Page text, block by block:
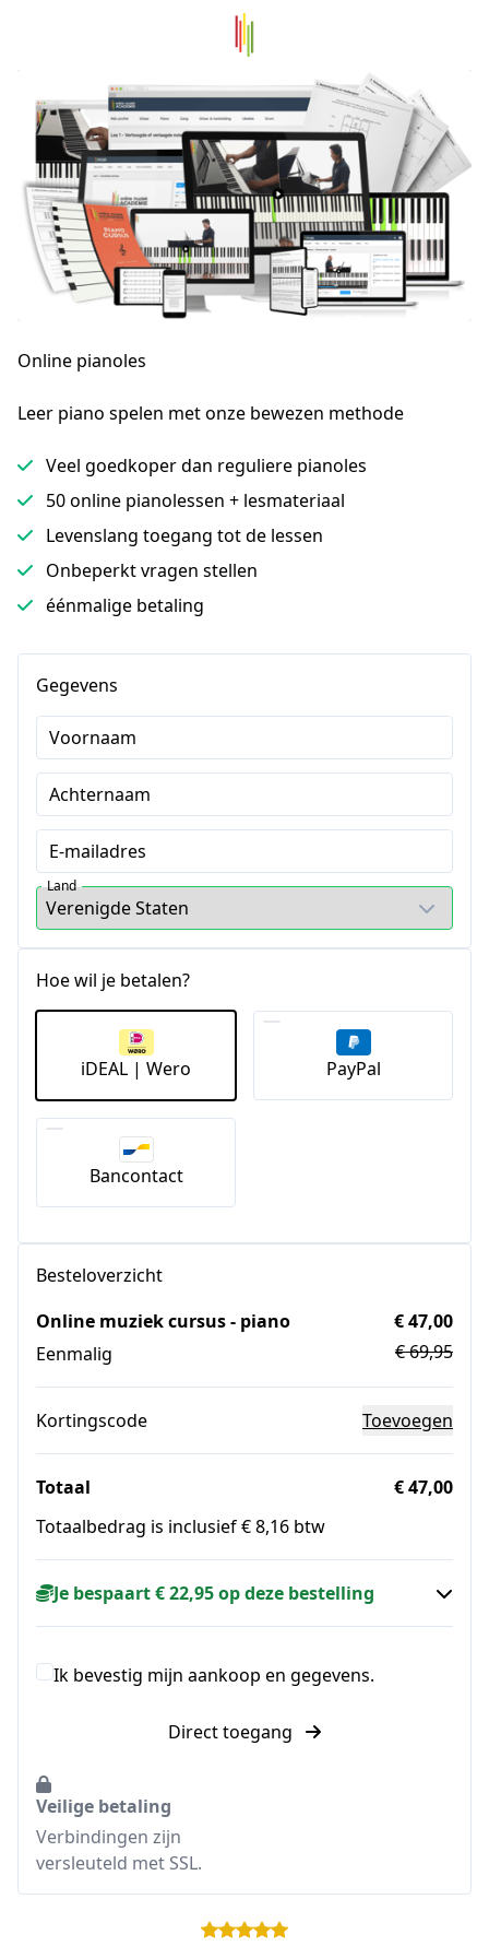
Online pianoles
Leer piano spelen met onze bewezen methode
Veel goedkoper dan reguliere pianoles
50 online pianolessen + lesmateriaal
Levenslang toegang tot de lessen
Onbeperkt vragen stellen
éénmalige betaling
Gegevens
Voornaam
Achternaam
E-mailadres
Land
Hoe wil je betalen?
iDEAL | Wero PayPal
Bancontact
Besteloverzicht
Online muziek cursus - piano
Eenmalig
€ 47,00
€ 69,95
Kortingscode Toevoegen
Totaal
€ 47,00
Totaalbedrag is inclusief € 8,16 btw
Je bespaart € 22,95 op deze bestelling
Ik bevestig mijn aankoop en gegevens.
Direct toegang
Veilige betaling
Verbindingen zijn
versleuteld met SSL.